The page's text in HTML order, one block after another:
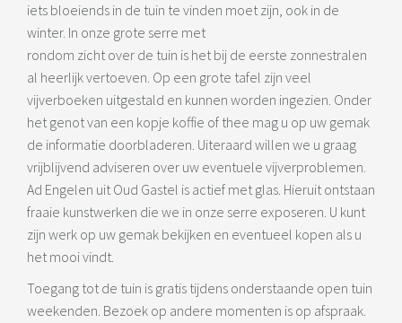
iets bloeiends in de tuin te vinden moet zijn, ook in de
winter. In onze grote serre met
rondom zicht over de tuin is het bij de eerste zonnestralen
al heerlijk vertoeven. Op een grote tafel zijn veel
vijverboeken uitgestald en kunnen worden ingezien. Onder
het genot van een kopje koffie of thee mag u op uw gemak
de informatie doorbladeren. Uiteraard willen we u graag
vrijblijvend adviseren over uw eventuele vijverproblemen.
Ad Engelen uit Oud Gastel is actief met glas. Hieruit ontstaan
fraaie kunstwerken die we in onze serre exposeren. U kunt
zijn werk op uw gemak bekijken en eventueel kopen als u
het mooi vindt.
Toegang tot de tuin is gratis tijdens onderstaande open tuin
weekenden. Bezoek op andere momenten is op afspraak.